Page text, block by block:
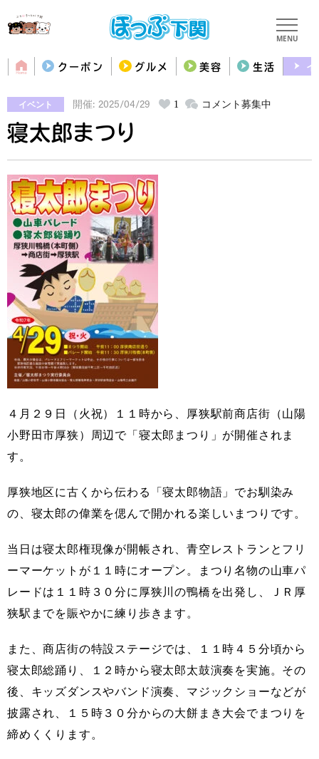
MENU
クーポン グルメ 美容 生活
イベント 開催: 2025/04/29 1 コメント募集中
寝太郎まつり
４月２９日（火祝）１１時から、厚狭駅前商店街（山陽
小野田市厚狭）周辺で「寝太郎まつり」が開催されま
す。
厚狭地区に古くから伝わる「寝太郎物語」でお馴染み
の、寝太郎の偉業を偲んで開かれる楽しいまつりです。
当日は寝太郎権現像が開帳され、青空レストランとフリ
ーマーケットが１１時にオープン。まつり名物の山車パ
レードは１１時３０分に厚狭川の鴨橋を出発し、ＪＲ厚
狭駅までを賑やかに練り歩きます。
また、商店街の特設ステージでは、１１時４５分頃から
寝太郎総踊り、１２時から寝太郎太鼓演奏を実施。その
後、キッズダンスやバンド演奏、マジックショーなどが
披露され、１５時３０分からの大餅まき大会でまつりを
締めくくります。